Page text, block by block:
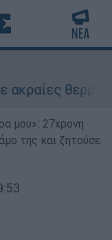
μου»: 27χρονη
της και ζητούσε